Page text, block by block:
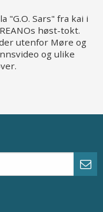
"G.O. Sars" fra kai i
høst-tokt.
utenfor Møre og
og ulike
facebook